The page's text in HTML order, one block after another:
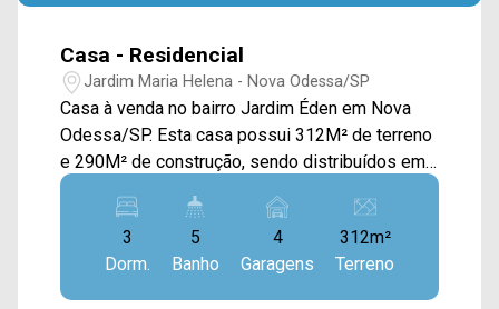
Casa - Residencial
Jardim Maria Helena - Nova Odessa/SP
Casa à venda no bairro Jardim Éden em Nova
Odessa/SP. Esta casa possui 312M² de terreno
e 290M² de construção, sendo distribuídos em
sala de estar e de jantar integradas com a
cozinha toda planejada, espaço gourmet com
churrasqueira, piscina e área de serviço. > 03
suítes; > 05 banheiros, sendo 01 lavabo e 01
externo; > 04 vagas de garagem. *Aceita
3
Dorm.
5
Banho
4
Garagens
312m²
Terreno